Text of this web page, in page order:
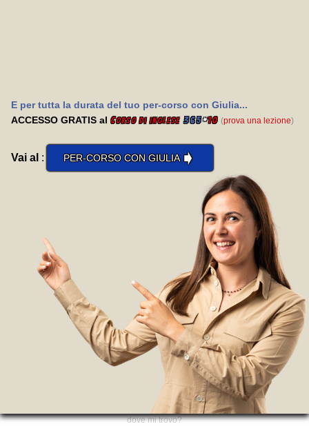
E per tutta la durata del tuo per-corso con Giulia...
ACCESSO GRATIS al Corso di inglese 365*10 (prova una lezione)
Vai al : PER-CORSO CON GIULIA➧
dove mi trovo?